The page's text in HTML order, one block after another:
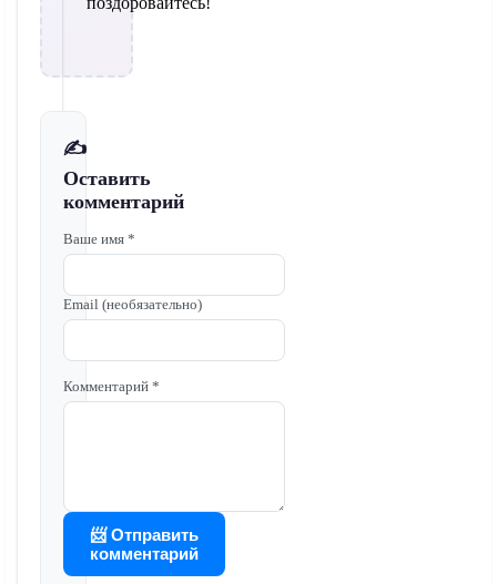
✍️
Оставить
комментарий
Ваше имя *
Email (необязательно)
Комментарий *
📨 Отправить
комментарий